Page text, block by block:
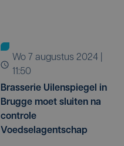
wo 7 augustus 2024 |
11:50
Brasserie Uilenspiegel in
Brugge moet sluiten na
controle
Voedselagentschap